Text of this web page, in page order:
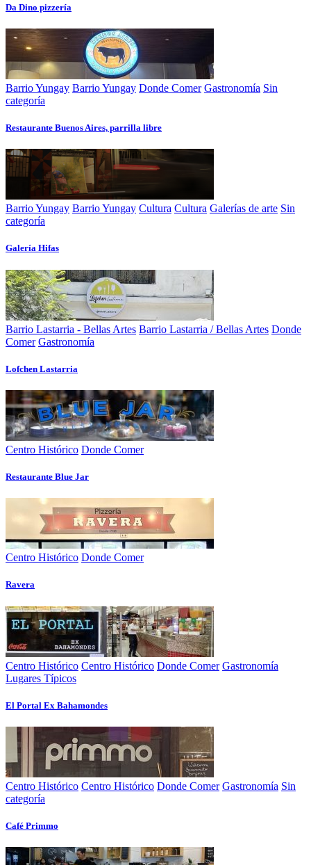
Da Dino pizzería
Barrio Yungay Barrio Yungay Donde Comer Gastronomía Sin
categoría
Restaurante Buenos Aires, parrilla libre
Barrio Yungay Barrio Yungay Cultura Cultura Galerías de arte Sin
categoría
Galería Hifas
Barrio Lastarria - Bellas Artes Barrio Lastarria / Bellas Artes Donde
Comer Gastronomía
Lofchen Lastarria
Centro Histórico Donde Comer
Restaurante Blue Jar
Centro Histórico Donde Comer
Ravera
Centro Histórico Centro Histórico Donde Comer Gastronomía
Lugares Típicos
El Portal Ex Bahamondes
Centro Histórico Centro Histórico Donde Comer Gastronomía Sin
categoría
Café Primmo